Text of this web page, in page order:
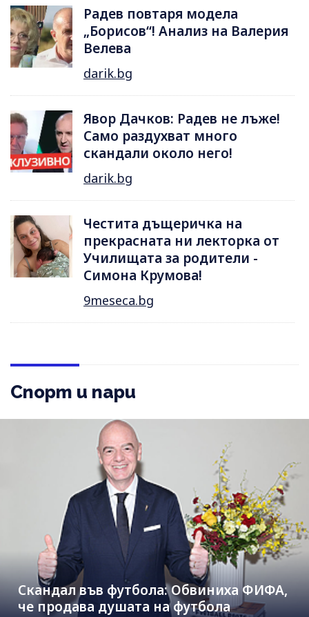
Радев повтаря модела
„Борисов“! Анализ на Валерия
Велева
darik.bg
Явор Дачков: Радев не лъже!
Само раздухват много
скандали около него!
darik.bg
Честита дъщеричка на
прекрасната ни лекторка от
Училищата за родители -
Симона Крумова!
9meseca.bg
Спорт и пари
Скандал във футбола: Обвиниха ФИФА,
че продава душата на футбола